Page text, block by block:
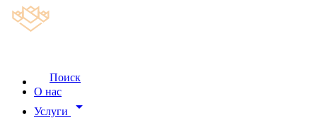
Поиск
О нас
Услуги
arrow_drop_down